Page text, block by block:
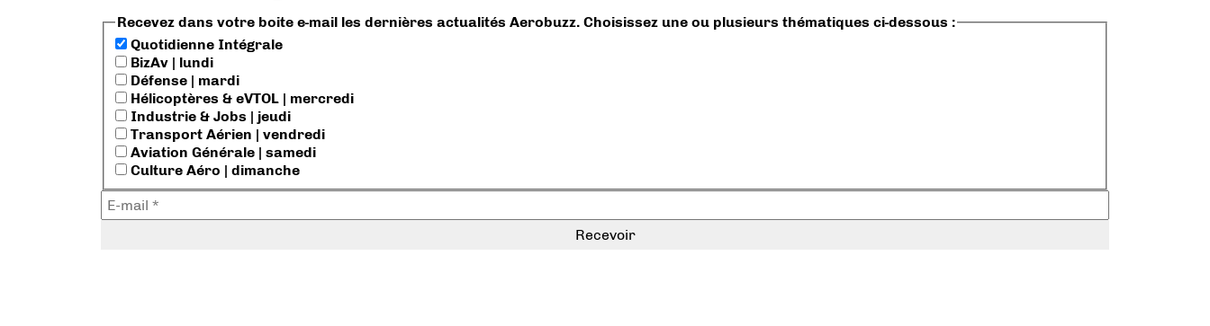
Recevez dans votre boite e-mail les dernières actualités Aerobuzz. Choisissez une ou plusieurs thématiques ci-dessous :
Quotidienne Intégrale
BizAv | lundi
Défense | mardi
Hélicoptères & eVTOL | mercredi
Industrie & Jobs | jeudi
Transport Aérien | vendredi
Aviation Générale | samedi
Culture Aéro | dimanche